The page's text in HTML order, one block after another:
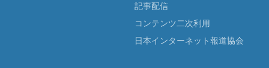
記事配信
コンテンツ二次利用
日本インターネット報道協会